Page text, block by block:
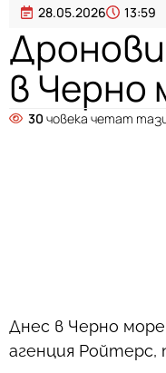
28.05.2026 13:59
в Черно
30 човека четат
Днес в Черно
агенция Ройтерс,